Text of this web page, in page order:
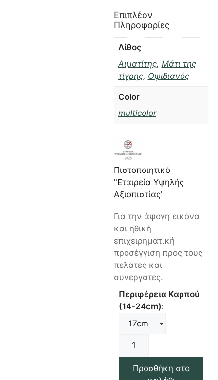
Επιπλέον
Πληροφορίες
Λίθος
Αιματίτης, Μάτι της
τίγρης, Οψιδιανός
Color
multicolor
Πιστοποιητικό
"Εταιρεία Υψηλής
Αξιοπιστίας"
Για την άψογη εικόνα
και ηθική
επιχειρηματική
προσέγγιση προς τους
πελάτες και
συνεργάτες.
Περιφέρεια Καρπού
(14-24cm):
Προσθήκη στο